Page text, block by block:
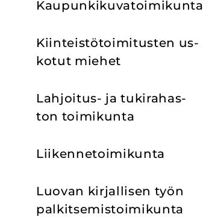
Kau­pun­ki­ku­va­toi­mi­kun­ta
Kiin­teis­tö­toi­mi­tus­ten us­
ko­tut mie­het
Lahjoitus-​ ja tu­ki­ra­has­
ton toi­mi­kun­ta
Lii­ken­ne­toi­mi­kun­ta
Luo­van kir­jal­li­sen työn
pal­kit­se­mis­toi­mi­kun­ta